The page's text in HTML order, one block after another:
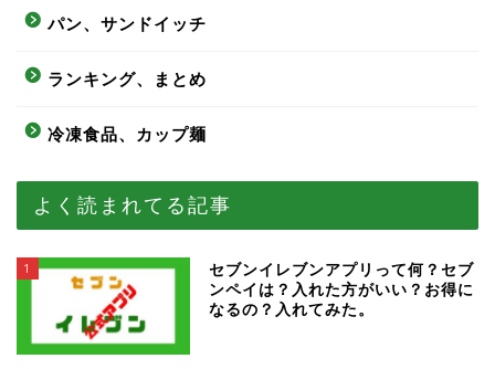
パン、サンドイッチ
ランキング、まとめ
冷凍食品、カップ麺
よく読まれてる記事
1
セブンイレブンアプリって何？セブ
ンペイは？入れた方がいい？お得に
なるの？入れてみた。